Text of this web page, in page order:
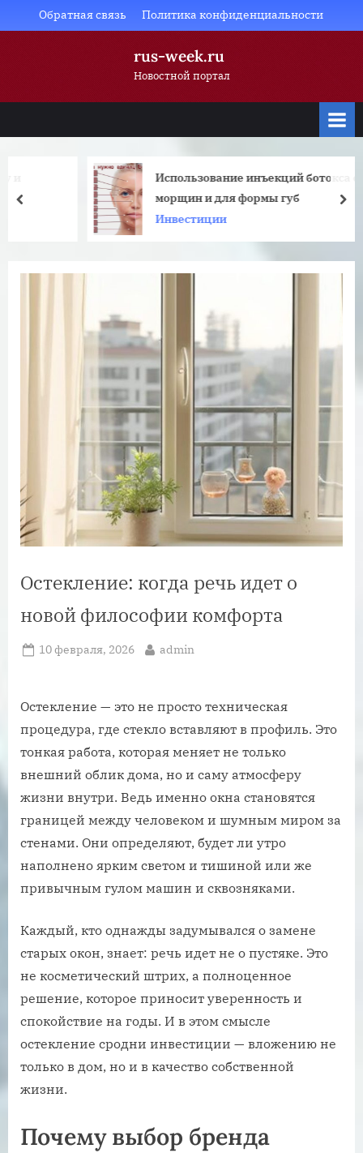
to
Обратная связь Политика конфиденциальности
rus-week.ru
Новостной портал
Использование инъекций ботокса от
морщин и для формы губ
Инвестиции
prev
Остекление: когда речь идет о
новой философии комфорта
Posted
10 февраля, 2026 By
admin
Остекление — это не просто техническая
процедура, где стекло вставляют в профиль. Это
тонкая работа, которая меняет не только
внешний облик дома, но и саму атмосферу
жизни внутри. Ведь именно окна становятся
границей между человеком и шумным миром за
стенами. Они определяют, будет ли утро
наполнено ярким светом и тишиной или же
привычным гулом машин и сквозняками.
Каждый, кто однажды задумывался о замене
старых окон, знает: речь идет не о пустяке. Это
не косметический штрих, а полноценное
решение, которое приносит уверенность и
спокойствие на годы. И в этом смысле
остекление сродни инвестиции — вложению не
только в дом, но и в качество собственной
жизни.
Почему выбор бренда